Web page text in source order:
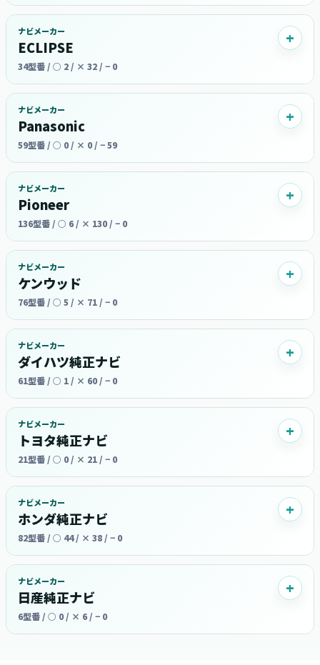
ナビメーカー
ECLIPSE
34型番 / ○ 2 / × 32 / − 0
ナビメーカー
Panasonic
59型番 / ○ 0 / × 0 / − 59
ナビメーカー
Pioneer
136型番 / ○ 6 / × 130 / − 0
ナビメーカー
ケンウッド
76型番 / ○ 5 / × 71 / − 0
ナビメーカー
ダイハツ純正ナビ
61型番 / ○ 1 / × 60 / − 0
ナビメーカー
トヨタ純正ナビ
21型番 / ○ 0 / × 21 / − 0
ナビメーカー
ホンダ純正ナビ
82型番 / ○ 44 / × 38 / − 0
ナビメーカー
日産純正ナビ
6型番 / ○ 0 / × 6 / − 0